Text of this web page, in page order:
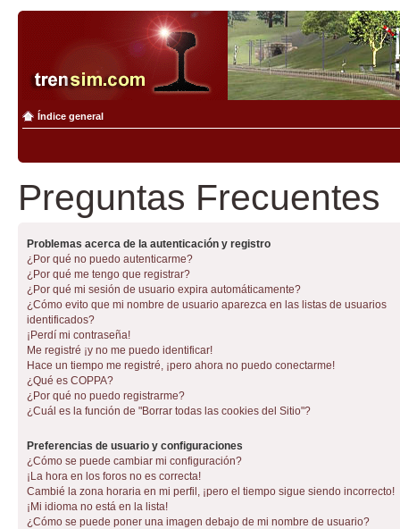
Índice general
Preguntas Frecuentes
Problemas acerca de la autenticación y registro
¿Por qué no puedo autenticarme?
¿Por qué me tengo que registrar?
¿Por qué mi sesión de usuario expira automáticamente?
¿Cómo evito que mi nombre de usuario aparezca en las listas de usuarios
identificados?
¡Perdí mi contraseña!
Me registré ¡y no me puedo identificar!
Hace un tiempo me registré, ¡pero ahora no puedo conectarme!
¿Qué es COPPA?
¿Por qué no puedo registrarme?
¿Cuál es la función de "Borrar todas las cookies del Sitio"?
Preferencias de usuario y configuraciones
¿Cómo se puede cambiar mi configuración?
¡La hora en los foros no es correcta!
Cambié la zona horaria en mi perfil, ¡pero el tiempo sigue siendo incorrecto!
¡Mi idioma no está en la lista!
¿Cómo se puede poner una imagen debajo de mi nombre de usuario?